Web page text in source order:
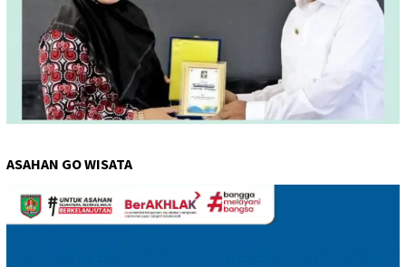
ASAHAN GO WISATA
Pemutar
Video